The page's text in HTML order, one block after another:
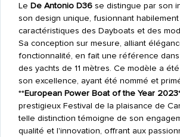
Le De Antonio D36se distingue par son
son design unique, fusionnant
caractéristiques des Dayboats et des
Sa conception sur mesure, alliant
fonctionnalité, en fait une référence
des yachts de 11 mètres. Ce modèle a
son excellence, ayant été nommé et
**European Power Boat of the Year 2023
prestigieux Festival de la plaisance de
telle distinction témoigne de son
qualité et l'innovation, offrant aux